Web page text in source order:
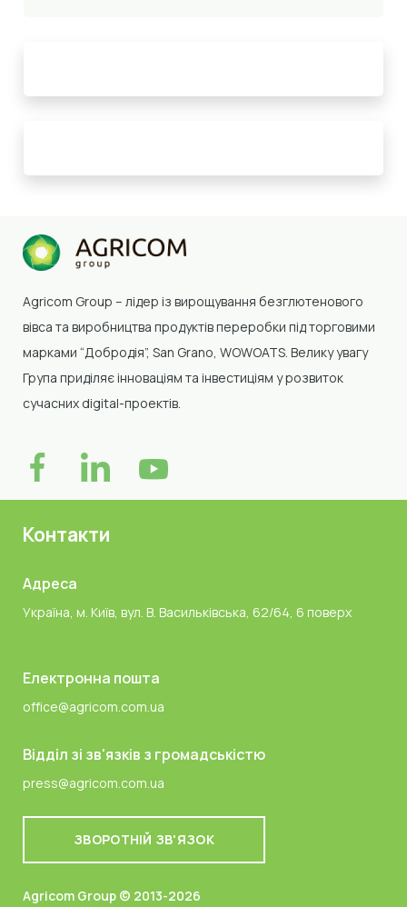
Agricom Group – лідер із вирощування безглютенового
вівса та виробництва продуктів переробки під торговими
марками “Добродія”, San Grano, WOWOATS Велику увагу
Група приділяє інноваціям та інвестиціям у розвиток
сучасних digital-проектів.
Контакти
Адреса
Україна, м. Київ, вул. В. Васильківська, 62/64, 6 поверх
Електронна пошта
office@agricom.com.ua
Відділ зі зв'язків з громадськістю
press@agricom.com.ua
ЗВОРОТНІЙ ЗВ'ЯЗОК
Agricom Group © 2013-2026